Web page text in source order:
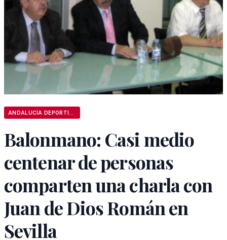
Balonmano: Casi medio
centenar de personas
comparten una charla con
Juan de Dios Román en
Sevilla